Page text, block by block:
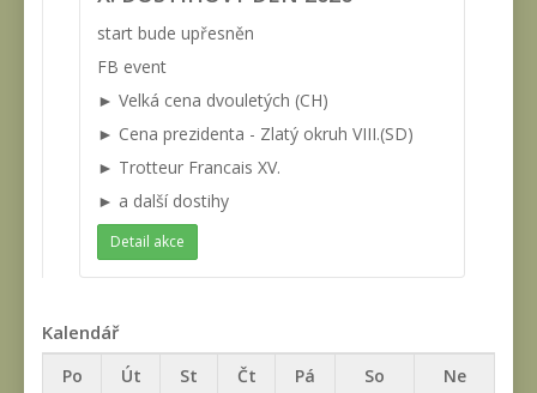
start bude upřesněn
FB event
► Velká cena dvouletých (CH)
► Cena prezidenta - Zlatý okruh VIII.(SD)
► Trotteur Francais XV.
► a další dostihy
Detail akce
Kalendář
Po Út St Čt Pá So
Ne